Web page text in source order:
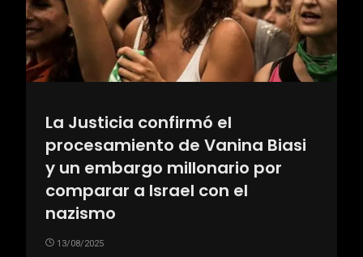
La Justicia confirmó el
procesamiento de Vanina Biasi
y un embargo millonario por
comparar a Israel con el
nazismo
13/08/2025